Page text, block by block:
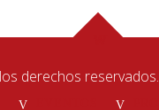
derechos reservados.